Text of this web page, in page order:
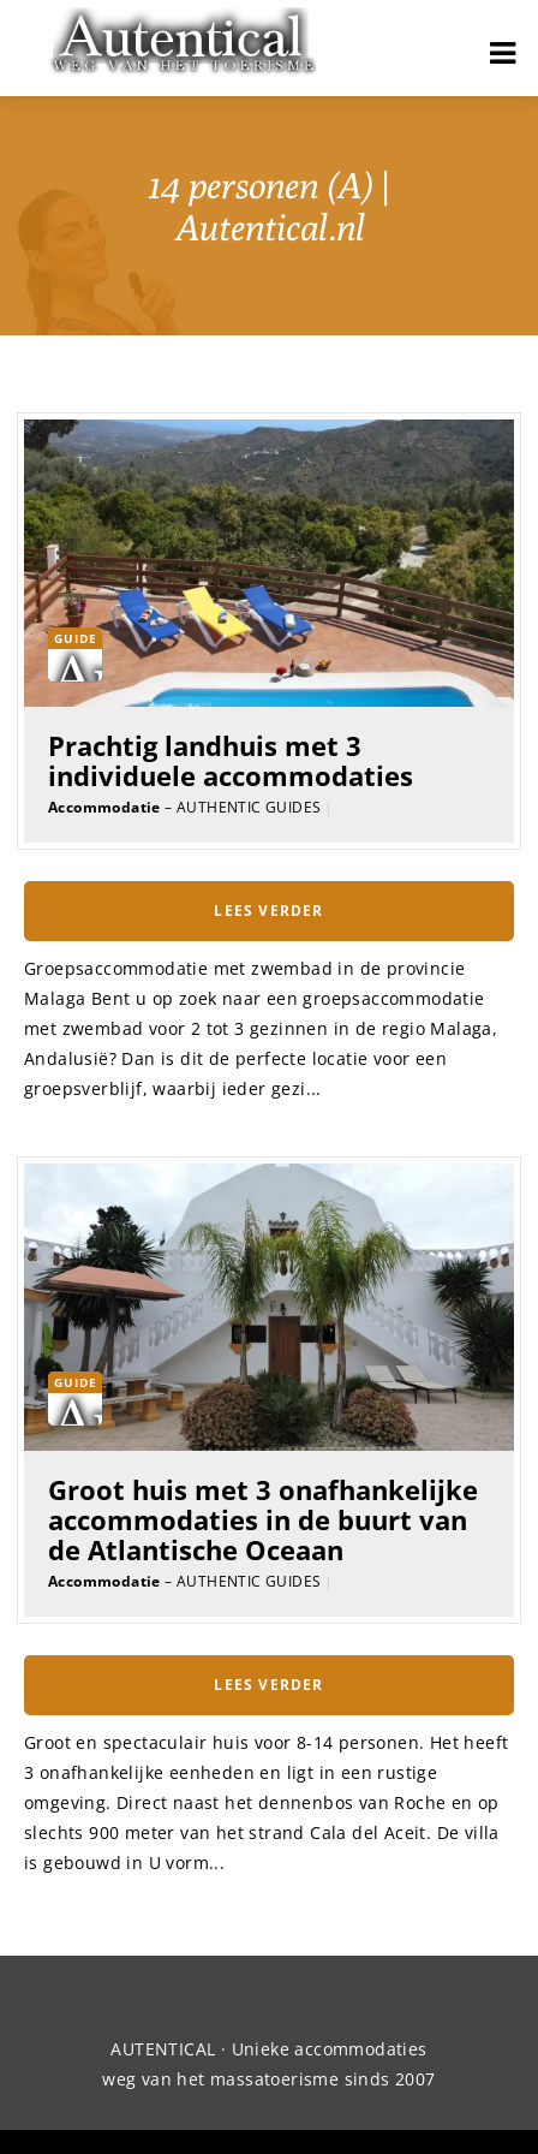
14 personen (A) |
Autentical.nl
GUIDE
Prachtig landhuis met 3
individuele accommodaties
Accommodatie – AUTHENTIC GUIDES |
LEES VERDER
Groepsaccommodatie met zwembad in de provincie
Malaga Bent u op zoek naar een groepsaccommodatie
met zwembad voor 2 tot 3 gezinnen in de regio Malaga,
Andalusië? Dan is dit de perfecte locatie voor een
groepsverblijf, waarbij ieder gezi...
GUIDE
Groot huis met 3 onafhankelijke
accommodaties in de buurt van
de Atlantische Oceaan
Accommodatie – AUTHENTIC GUIDES |
LEES VERDER
Groot en spectaculair huis voor 8-14 personen. Het heeft
3 onafhankelijke eenheden en ligt in een rustige
omgeving. Direct naast het dennenbos van Roche en op
slechts 900 meter van het strand Cala del Aceit. De villa
is gebouwd in U vorm...
AUTENTICAL · Unieke accommodaties
weg van het massatoerisme sinds 2007